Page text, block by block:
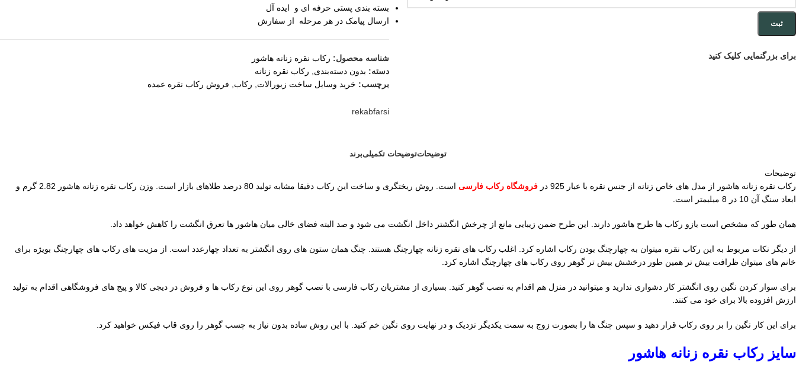
ثبت
برای بزرگنمایی کلیک کنید
بسته بندی پستی حرفه ای و ایده آل
ارسال پیامک در هر مرحله از سفارش
شناسه محصول: رکاب نقره زنانه هاشور
دسته: بدون دسته‌بندی
رکاب نقره زنانه
برچسب: خرید وسایل ساخت زیورالات رکاب فروش رکاب نقره عمده
rekabfarsi
توضیحاتتوضیحات تکمیلیبرند
توضیحات
رکاب نقره زنانه هاشور از مدل های خاص زنانه از جنس نقره با عیار 925 در
فروشگاه رکاب فارسی
است. روش ریختگری و ساخت این رکاب دقیقا مشابه تولید 80 درصد طلاهای بازار است. وزن رکاب نقره زنانه هاشور 2.82 گرم و
ابعاد سنگ آن 10 در 8 میلیمتر است.
همان طور که مشخص است بازو رکاب ها طرح هاشور دارند. این طرح ضمن زیبایی مانع از چرخش انگشتر داخل انگشت می شود و صد البته فضای خالی میان هاشور ها تعرق انگشت را کاهش خواهد داد.
از دیگر نکات مربوط به این رکاب نقره میتوان به چهارچنگ بودن رکاب اشاره کرد. اغلب رکاب های نقره زنانه چهارچنگ هستند. چنگ همان ستون های روی انگشتر به تعداد چهارعدد است. از مزیت های رکاب های چهارچنگ بویژه برای
خانم های میتوان ظرافت بیش تر همین طور درخشش بیش تر گوهر روی رکاب های چهارچنگ اشاره کرد.
برای سوار کردن نگین روی انگشتر کار دشواری ندارید و میتوانید در منزل هم اقدام به نصب گوهر کنید. بسیاری از مشتریان رکاب فارسی با نصب گوهر روی این نوع رکاب ها و فروش در دیجی کالا و پیج های فروشگاهی اقدام به تولید
ارزش افزوده بالا برای خود می کنند.
برای این کار نگین را بر روی رکاب قرار دهید و سپس چنگ ها را بصورت زوج به سمت یکدیگر نزدیک و در نهایت روی نگین خم کنید. با این روش ساده بدون نیاز به چسب گوهر را روی قاب فیکس خواهید کرد.
سایز رکاب نقره زنانه هاشور